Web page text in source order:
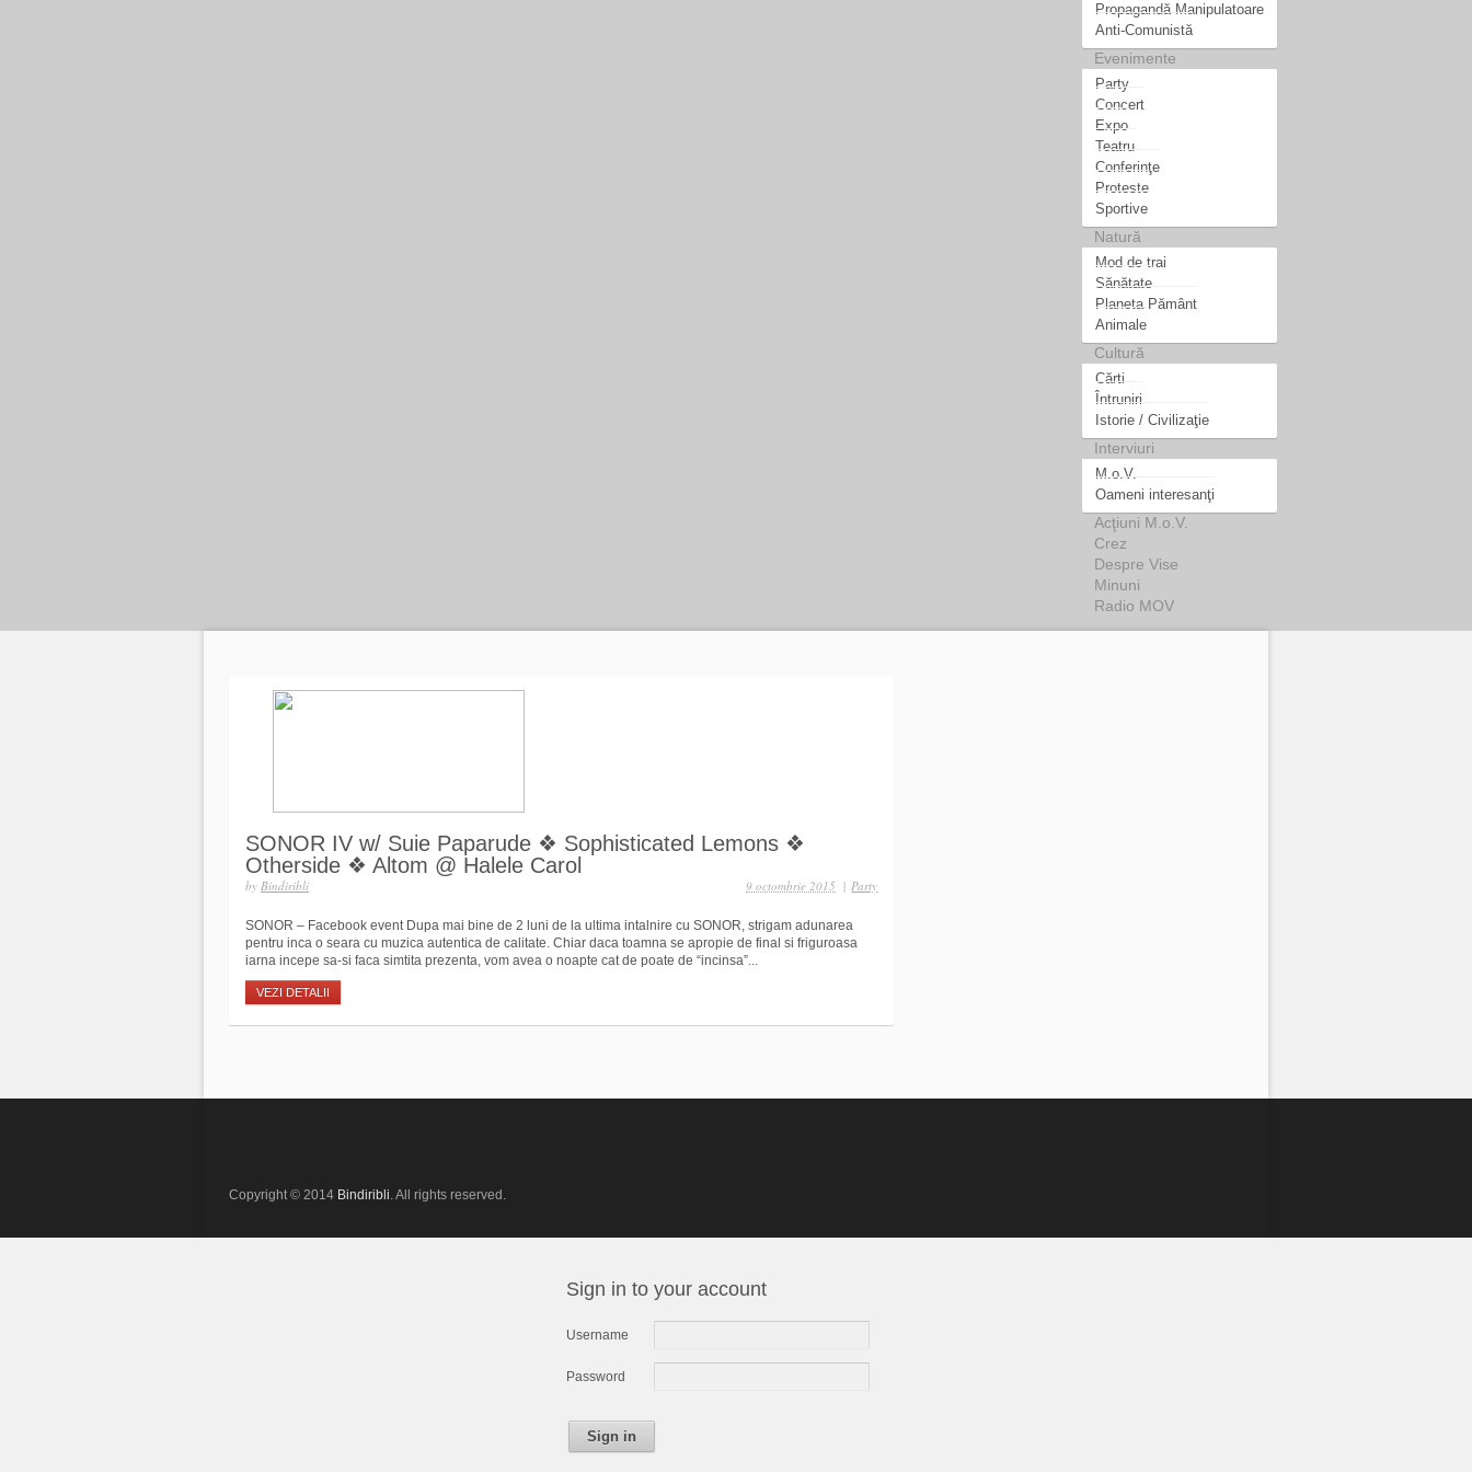
Propagandă Manipulatoare
Anti-Comunistă
Evenimente
Party
Concert
Expo
Teatru
Conferinţe
Proteste
Sportive
Natură
Mod de trai
Sănătate
Planeta Pământ
Animale
Cultură
Cărti
Întruniri
Istorie / Civilizaţie
Interviuri
M.o.V.
Oameni interesanţi
Acţiuni M.o.V.
Crez
Despre Vise
Minuni
Radio MOV
SONOR IV w/ Suie Paparude ❖ Sophisticated Lemons ❖
Otherside ❖ Altom @ Halele Carol
by Bindiribli | Party
9 octombrie 2015
SONOR – Facebook event Dupa mai bine de 2 luni de la ultima intalnire cu SONOR, strigam adunarea
pentru inca o seara cu muzica autentica de calitate. Chiar daca toamna se apropie de final si friguroasa
iarna incepe sa-si faca simtita prezenta, vom avea o noapte cat de poate de “incinsa”...
VEZI DETALII
Copyright © 2014 Bindiribli. All rights reserved.
Sign in to your account
Username
Password
Sign in